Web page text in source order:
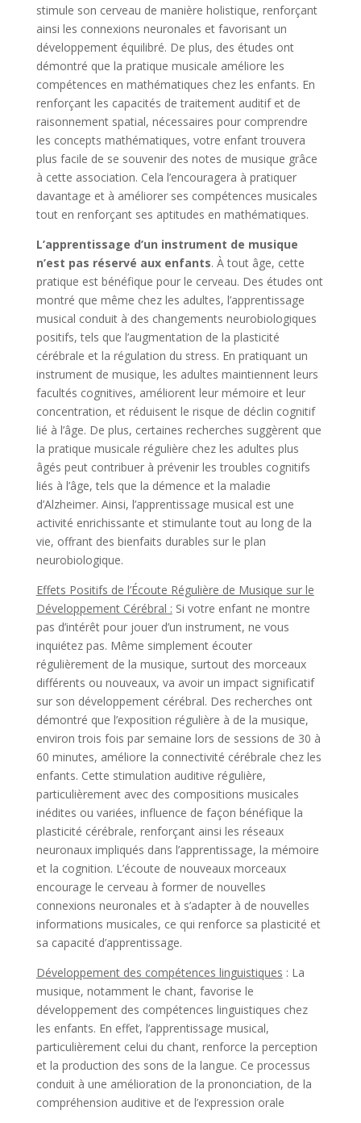
stimule son cerveau de manière holistique, renforçant
ainsi les connexions neuronales et favorisant un
développement équilibré. De plus, des études ont
démontré que la pratique musicale améliore les
compétences en mathématiques chez les enfants. En
renforçant les capacités de traitement auditif et de
raisonnement spatial, nécessaires pour comprendre
les concepts mathématiques, votre enfant trouvera
plus facile de se souvenir des notes de musique grâce
à cette association. Cela l’encouragera à pratiquer
davantage et à améliorer ses compétences musicales
tout en renforçant ses aptitudes en mathématiques.
L’apprentissage d’un instrument de musique
n’est pas réservé aux enfants. À tout âge, cette
pratique est bénéfique pour le cerveau. Des études ont
montré que même chez les adultes, l’apprentissage
musical conduit à des changements neurobiologiques
positifs, tels que l’augmentation de la plasticité
cérébrale et la régulation du stress. En pratiquant un
instrument de musique, les adultes maintiennent leurs
facultés cognitives, améliorent leur mémoire et leur
concentration, et réduisent le risque de déclin cognitif
lié à l’âge. De plus, certaines recherches suggèrent que
la pratique musicale régulière chez les adultes plus
âgés peut contribuer à prévenir les troubles cognitifs
liés à l’âge, tels que la démence et la maladie
d’Alzheimer. Ainsi, l’apprentissage musical est une
activité enrichissante et stimulante tout au long de la
vie, offrant des bienfaits durables sur le plan
neurobiologique.
Effets Positifs de l’Écoute Régulière de Musique sur le
Développement Cérébral : Si votre enfant ne montre
pas d’intérêt pour jouer d’un instrument, ne vous
inquiétez pas. Même simplement écouter
régulièrement de la musique, surtout des morceaux
différents ou nouveaux, va avoir un impact significatif
sur son développement cérébral. Des recherches ont
démontré que l’exposition régulière à de la musique,
environ trois fois par semaine lors de sessions de 30 à
60 minutes, améliore la connectivité cérébrale chez les
enfants. Cette stimulation auditive régulière,
particulièrement avec des compositions musicales
inédites ou variées, influence de façon bénéfique la
plasticité cérébrale, renforçant ainsi les réseaux
neuronaux impliqués dans l’apprentissage, la mémoire
et la cognition. L’écoute de nouveaux morceaux
encourage le cerveau à former de nouvelles
connexions neuronales et à s’adapter à de nouvelles
informations musicales, ce qui renforce sa plasticité et
sa capacité d’apprentissage.
Développement des compétences linguistiques : La
musique, notamment le chant, favorise le
développement des compétences linguistiques chez
les enfants. En effet, l’apprentissage musical,
particulièrement celui du chant, renforce la perception
et la production des sons de la langue. Ce processus
conduit à une amélioration de la prononciation, de la
compréhension auditive et de l’expression orale